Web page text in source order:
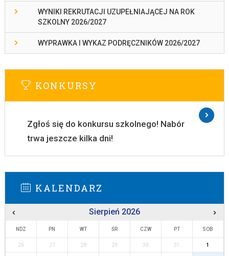
WYNIKI REKRUTACJI UZUPEŁNIAJĄCEJ NA ROK
SZKOLNY 2026/2027
WYPRAWKA I WYKAZ PODRĘCZNIKÓW 2026/2027
KONKURSY
Zgłoś się do konkursu szkolnego! Nabór
trwa jeszcze kilka dni!
KALENDARZ
‹ Sierpień 2026 ›
NDZ PN WT ŚR CZW PT SOB
26 27 28 29 30 31 1